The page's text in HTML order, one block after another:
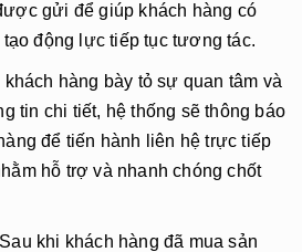
gửi để giúp khách hàng có
tạo động lực tiếp tục tương tác.
khách hàng bày tỏ sự quan tâm và
tin chi tiết, hệ thống sẽ thông báo
để tiến hành liên hệ trực tiếp
hỗ trợ và nhanh chóng chốt
khi khách hàng đã mua sản